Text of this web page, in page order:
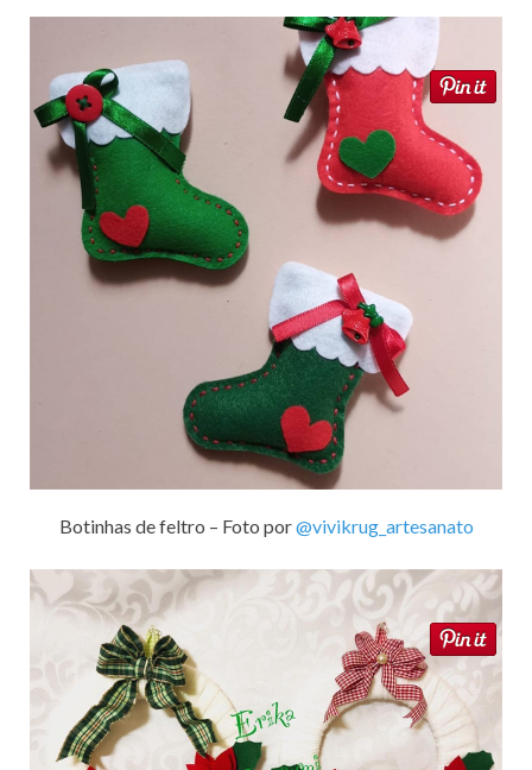
Botinhas de feltro – Foto por@vivikrug_artesanato